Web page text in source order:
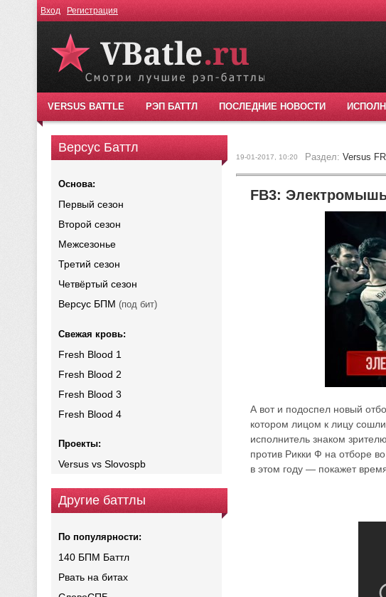
Вход Регистрация
VERSUS BATTLE РЭП БАТТЛ ПОСЛЕДНИЕ НОВОСТИ
Версус Баттл
Основа:
Первый сезон
Второй сезон
Межсезонье
Третий сезон
Четвёртый сезон
Версус БПМ (под бит)
Свежая кровь:
Fresh Blood 1
Fresh Blood 2
Fresh Blood 3
Fresh Blood 4
Проекты:
Versus vs Slovospb
Другие баттлы
По популярности:
140 БПМ Баттл
Рвать на битах
19-01-2017, 10:20 Раздел: Versus
FB3:
А вот и подоспел новый
котором лицом к лицу
исполнитель знаком
против Рикки Ф на отборе
в этом году — покажет